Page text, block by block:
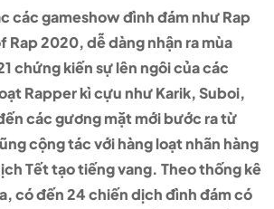
các gameshow đình đám như Rap
Rap 2020, dễ dàng nhận ra mùa
chứng kiến sự lên ngôi của các
Rapper kì cựu như Karik, Suboi,
các gương mặt mới bước ra từ
cộng tác với hàng loạt nhãn hàng
Tết tạo tiếng vang. Theo thống kê
có đến 24 chiến dịch đình đám có